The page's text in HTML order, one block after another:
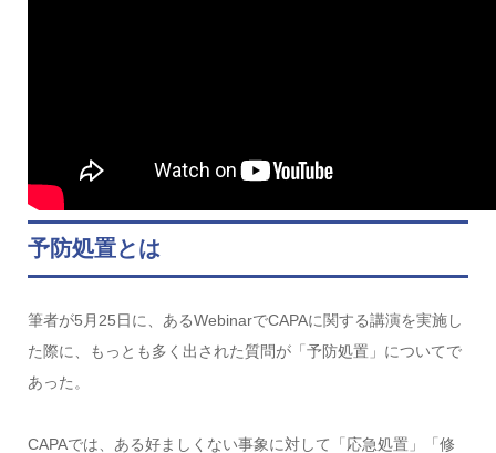
予防処置とは
筆者が5月25日に、あるWebinarでCAPAに関する講演を実施し
た際に、もっとも多く出された質問が「予防処置」についてで
あった。
CAPAでは、ある好ましくない事象に対して「応急処置」「修